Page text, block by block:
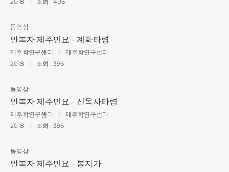
동영상
안복자 제주민요 - 계화타령
제주학연구센터
제주학연구센터
2018
조회 : 396
동영상
안복자 제주민요 - 신목사타령
제주학연구센터
제주학연구센터
2018
조회 : 396
동영상
안복자 제주민요 - 봉지가